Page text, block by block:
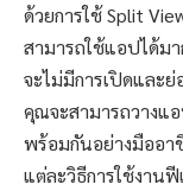
ด้วยการใช้ Split
สามารถใช้แอปได้ม
จะไม่มีการเปิดและ
คุณจะสามารถวางแ
พร้อมกันอย่างมืออา
แต่ละวิธีการใช้งาน